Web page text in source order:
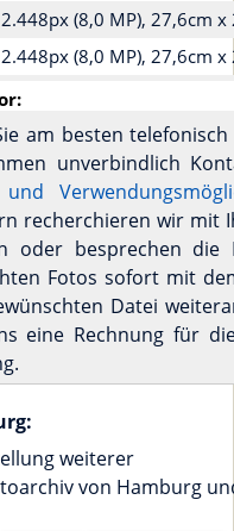
(8,0 MP), 27,6cm x
(8,0 MP), 27,6cm x
am besten
unverbindlich
recherchieren wir mit
oder besprechen die
Fotos sofort mit
Datei
eine Rechnung für
weiterer
von Hamburg